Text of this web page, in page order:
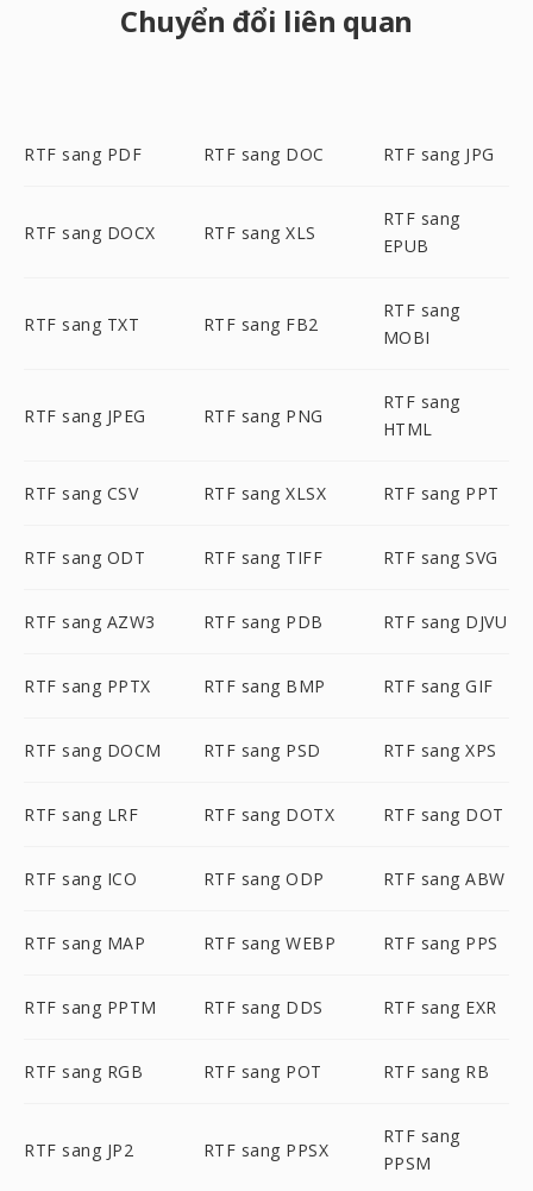
Chuyển đổi liên quan
RTF sang PDF RTF sang DOC RTF sang JPG
RTF sang DOCX RTF sang XLS
RTF sang
EPUB
RTF sang TXT RTF sang FB2
RTF sang
MOBI
RTF sang JPEG RTF sang PNG
RTF sang
HTML
RTF sang CSV RTF sang XLSX RTF sang PPT
RTF sang ODT RTF sang TIFF RTF sang SVG
RTF sang AZW3 RTF sang PDB RTF sang DJVU
RTF sang PPTX RTF sang BMP RTF sang GIF
RTF sang DOCM RTF sang PSD RTF sang XPS
RTF sang LRF RTF sang DOTX RTF sang DOT
RTF sang ICO RTF sang ODP RTF sang ABW
RTF sang MAP RTF sang WEBP RTF sang PPS
RTF sang PPTM RTF sang DDS RTF sang EXR
RTF sang RGB RTF sang POT RTF sang RB
RTF sang JP2 RTF sang PPSX
RTF sang
PPSM